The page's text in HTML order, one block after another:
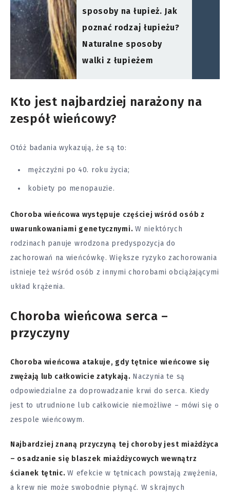
sposoby na łupież. Jak
poznać rodzaj łupieżu?
Naturalne sposoby
walki z łupieżem
Kto jest najbardziej narażony na
zespół wieńcowy?
Otóż badania wykazują, że są to:
mężczyźni po 40. roku życia;
kobiety po menopauzie.
Choroba wieńcowa występuje częściej wśród osób z
uwarunkowaniami genetycznymi. W niektórych
rodzinach panuje wrodzona predyspozycja do
zachorowań na wieńcówkę. Większe ryzyko zachorowania
istnieje też wśród osób z innymi chorobami obciążającymi
układ krążenia.
Choroba wieńcowa serca –
przyczyny
Choroba wieńcowa atakuje, gdy tętnice wieńcowe się
zwężają lub całkowicie zatykają. Naczynia te są
odpowiedzialne za doprowadzanie krwi do serca. Kiedy
jest to utrudnione lub całkowicie niemożliwe – mówi się o
zespole wieńcowym.
Najbardziej znaną przyczyną tej choroby jest miażdżyca
– osadzanie się blaszek miażdżycowych wewnątrz
ścianek tętnic.W efekcie w tętnicach powstają zwężenia,
a krew nie może swobodnie płynąć. W skrajnych